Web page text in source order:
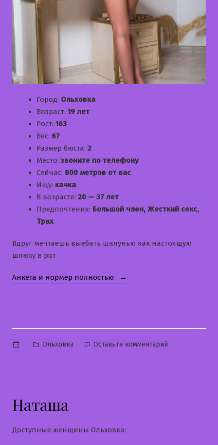
Город: Ольховка
Возраст: 19 лет
Рост: 163
Вес: 67
Размер бюста: 2
Место:звоните по телефону
Сейчас: 800 метров от вас
Ищу: качка
В возрасте: 20 — 37 лет
Предпочтения: Большой член, Жесткий секс,
Трах
Вдруг мечтаешь выебать шалунью как настоящую
шлюху в рот
Анкета и нормер полностью «Ольга»
Опубликовано
Ольховка Оставьте комментарий
Наташа
Доступные женщины Ольховка: